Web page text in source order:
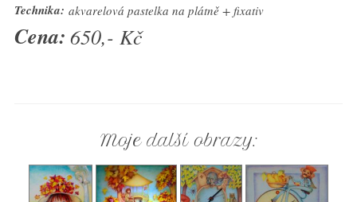
Technika: akvarelová pastelka na plátně + fixativ
Cena: 650,- Kč
Moje další obrazy: